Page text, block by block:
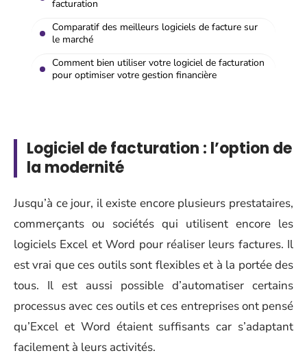
facturation
Comparatif des meilleurs logiciels de facture sur
le marché
Comment bien utiliser votre logiciel de facturation
pour optimiser votre gestion financière
Logiciel de facturation : l’option de
la modernité
Jusqu’à ce jour, il existe encore plusieurs prestataires,
commerçants ou sociétés qui utilisent encore les
logiciels Excel et Word pour réaliser leurs factures. Il
est vrai que ces outils sont flexibles et à la portée des
tous. Il est aussi possible d’automatiser certains
processus avec ces outils et ces entreprises ont pensé
qu’Excel et Word étaient suffisants car s’adaptant
facilement à leurs activités.